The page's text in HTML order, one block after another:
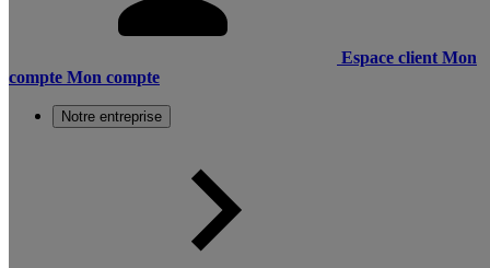
Espace client Mon
compte Mon compte
Notre entreprise